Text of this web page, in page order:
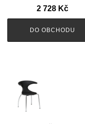
2 728 Kč
DO OBCHODU